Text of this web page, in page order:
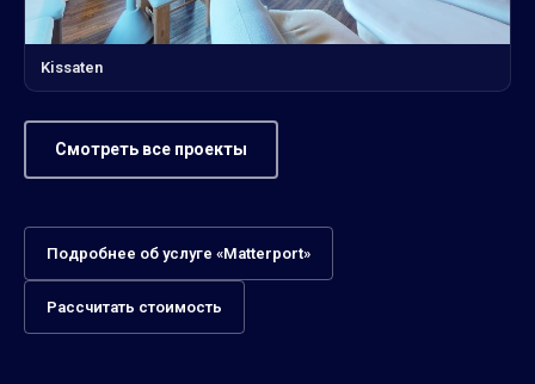
Kissaten
Смотреть все проекты
Подробнее об услуге «Matterport»
Рассчитать стоимость